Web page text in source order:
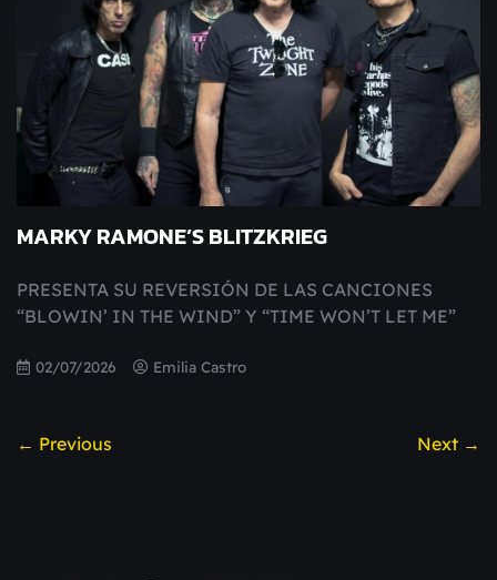
MARKY RAMONE’S BLITZKRIEG
PRESENTA SU REVERSIÓN DE LAS CANCIONES
“BLOWIN’ IN THE WIND” Y “TIME WON’T LET ME”
02/07/2026 Emilia Castro
← Previous Next →